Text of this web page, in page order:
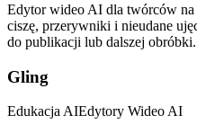
Edytor wideo AI dla twórców na
ciszę, przerywniki i nieudane
do publikacji lub dalszej obróbki.
Gling
Edukacja AIEdytory Wideo AI